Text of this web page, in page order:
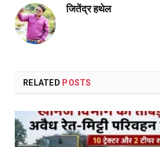
जितेंद्र हथेल
RELATED POSTS